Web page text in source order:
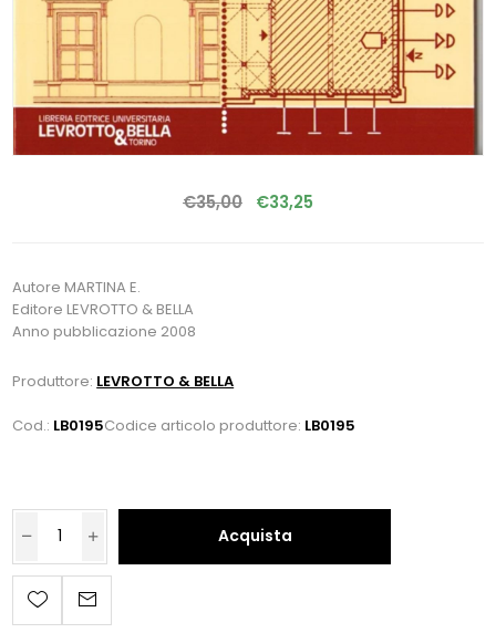
€35,00 €33,25
Autore MARTINA E.
Editore LEVROTTO & BELLA
Anno pubblicazione 2008
Produttore: LEVROTTO & BELLA
Cod.: LB0195Codice articolo produttore: LB0195
Acquista